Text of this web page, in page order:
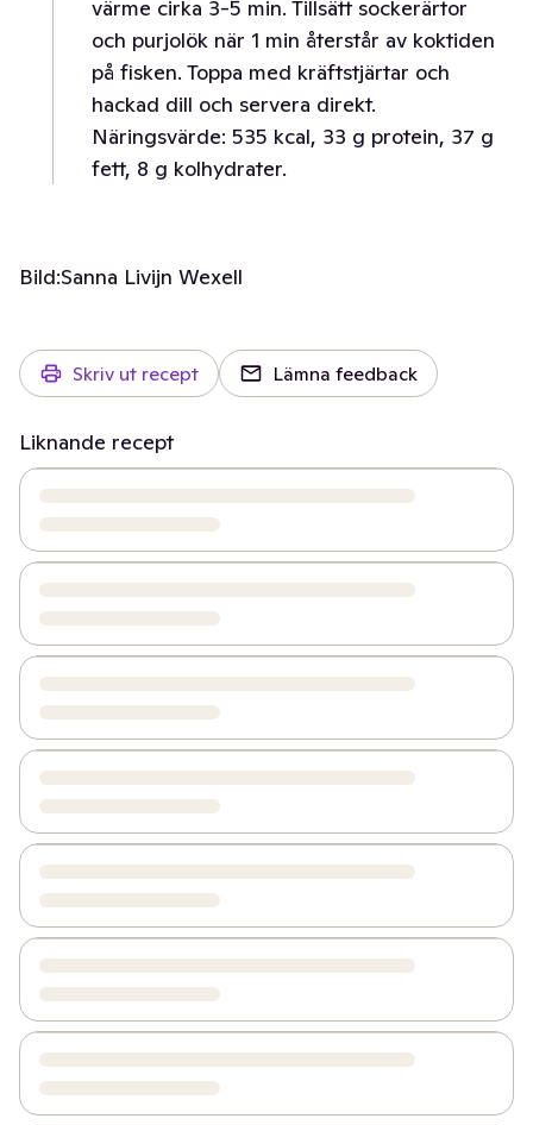
värme cirka 3-5 min. Tillsätt sockerärtor
och purjolök när 1 min återstår av koktiden
på fisken. Toppa med kräftstjärtar och
hackad dill och servera direkt.
Näringsvärde: 535 kcal, 33 g protein, 37 g
fett, 8 g kolhydrater.
Bild:Sanna Livijn Wexell
Skriv ut recept Lämna feedback
Liknande recept